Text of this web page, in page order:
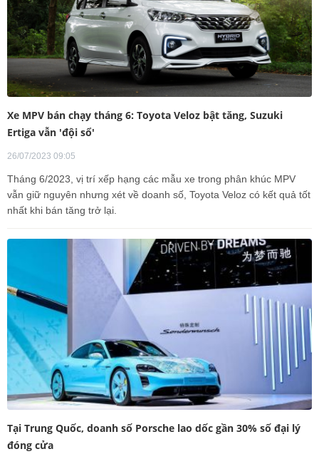
Xe MPV bán chạy tháng 6: Toyota Veloz bật tăng, Suzuki
Ertiga vẫn 'đội sổ'
26/07/2023 09:05
Tháng 6/2023, vị trí xếp hạng các mẫu xe trong phân khúc MPV
vẫn giữ nguyên nhưng xét về doanh số, Toyota Veloz có kết quả tốt
nhất khi bán tăng trở lại.
Tại Trung Quốc, doanh số Porsche lao dốc gần 30% số đại lý
đóng cửa